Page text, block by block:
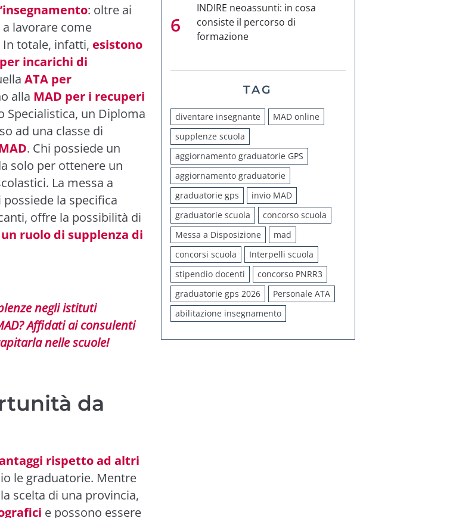
: oltre ai
lavorare come
totale, infatti, esistono
incarichi di
ATA per
alla MAD per i recuperi
Specialistica, un Diploma
ad una classe di
. Chi possiede un
solo per ottenere un
La messa a
la specifica
offre la possibilità di
un ruolo di supplenza di
negli istituti
Affidati ai consulenti
nelle scuole!
da
rispetto ad altri
le graduatorie. Mentre
scelta di una provincia,
e possono essere
INDIRE neoassunti: in cosa
consiste il percorso di
formazione
TAG
diventare insegnante
MAD online
supplenze scuola
aggiornamento graduatorie GPS
aggiornamento graduatorie
graduatorie gps
invio MAD
graduatorie scuola
concorso scuola
Messa a Disposizione
mad
concorsi scuola
Interpelli scuola
stipendio docenti
concorso PNRR3
graduatorie gps 2026
Personale ATA
abilitazione insegnamento